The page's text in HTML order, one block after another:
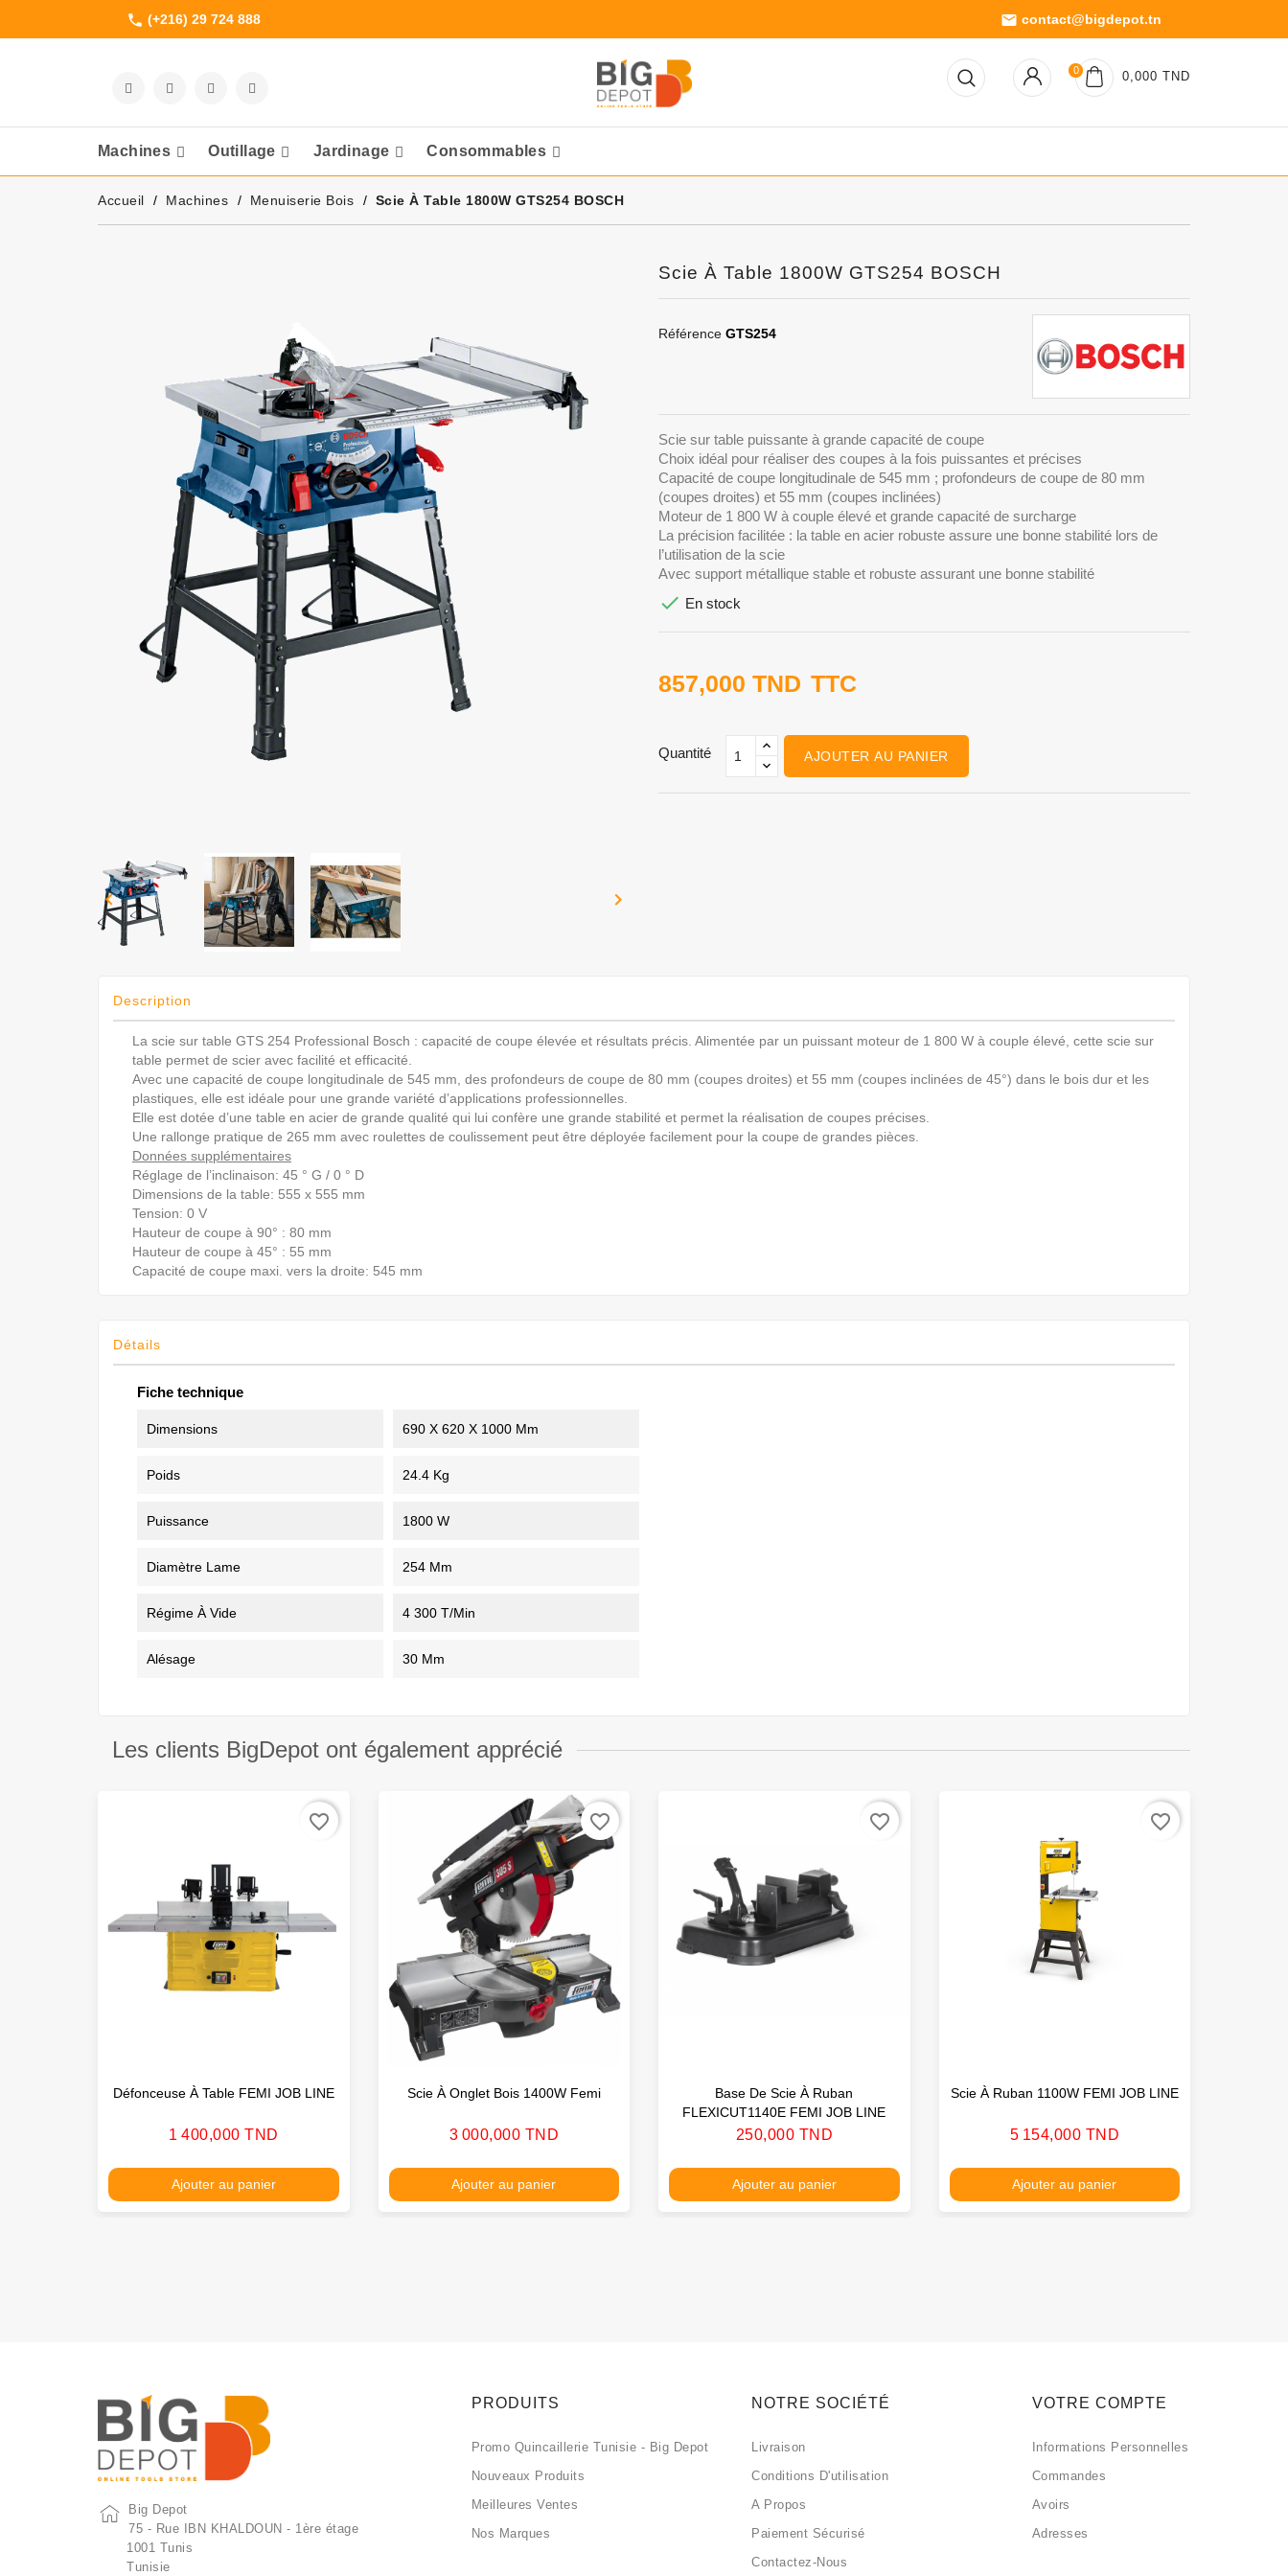
phone (+216) 29 724 888 email contact@bigdepot.tn
0 0,000 TND
Machines Outillage Jardinage Consommables
Accueil Machines Menuiserie Bois Scie À Table 1800W GTS254 BOSCH
 
Scie À Table 1800W GTS254 BOSCH
Référence GTS254
Scie sur table puissante à grande capacité de coupe
Choix idéal pour réaliser des coupes à la fois puissantes et précises
Capacité de coupe longitudinale de 545 mm ; profondeurs de coupe de 80 mm
(coupes droites) et 55 mm (coupes inclinées)
Moteur de 1 800 W à couple élevé et grande capacité de surcharge
La précision facilitée : la table en acier robuste assure une bonne stabilité lors de
l’utilisation de la scie
Avec support métallique stable et robuste assurant une bonne stabilité
 En stock
857,000 TND TTC
Quantité AJOUTER AU PANIER
Description
La scie sur table GTS 254 Professional Bosch : capacité de coupe élevée et résultats précis. Alimentée par un puissant moteur de 1 800 W à couple élevé, cette scie sur
table permet de scier avec facilité et efficacité.
Avec une capacité de coupe longitudinale de 545 mm, des profondeurs de coupe de 80 mm (coupes droites) et 55 mm (coupes inclinées de 45°) dans le bois dur et les
plastiques, elle est idéale pour une grande variété d’applications professionnelles.
Elle est dotée d’une table en acier de grande qualité qui lui confère une grande stabilité et permet la réalisation de coupes précises.
Une rallonge pratique de 265 mm avec roulettes de coulissement peut être déployée facilement pour la coupe de grandes pièces.
Données supplémentaires
Réglage de l’inclinaison: 45 ° G / 0 ° D
Dimensions de la table: 555 x 555 mm
Tension: 0 V
Hauteur de coupe à 90° : 80 mm
Hauteur de coupe à 45° : 55 mm
Capacité de coupe maxi. vers la droite: 545 mm
Détails
Fiche technique
Dimensions 690 X 620 X 1000 Mm
Poids 24.4 Kg
Puissance 1800 W
Diamètre Lame 254 Mm
Régime À Vide 4 300 T/min
Alésage 30 Mm
Les clients BigDepot ont également apprécié
Défonceuse À Table FEMI JOB LINE
Prix
1 400,000 TND
Ajouter au panier
favorite_border
Scie À Onglet Bois 1400W Femi
Prix
3 000,000 TND
Ajouter au panier
favorite_border
Base De Scie À Ruban
FLEXICUT1140E FEMI JOB LINE
Prix
250,000 TND
Ajouter au panier
favorite_border
Scie À Ruban 1100W FEMI JOB LINE
Prix
5 154,000 TND
Ajouter au panier
favorite_border
Big Depot
75 - Rue IBN KHALDOUN - 1ère étage
1001 Tunis
Tunisie
PRODUITS
Promo Quincaillerie Tunisie - Big Depot
Nouveaux Produits
Meilleures Ventes
Nos Marques
NOTRE SOCIÉTÉ
Livraison
Conditions D'utilisation
A Propos
Paiement Sécurisé
Contactez-Nous
VOTRE COMPTE
Informations Personnelles
Commandes
Avoirs
Adresses